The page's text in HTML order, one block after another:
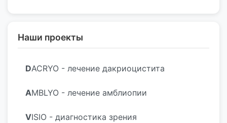
Наши проекты
DACRYO - лечение дакриоцистита
AMBLYO - лечение амблиопии
VISIO - диагностика зрения